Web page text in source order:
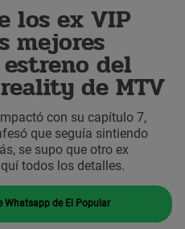
los ex VIP
mejores
del
de MTV
con su capítulo 7,
que seguía sintiendo
se supo que otro ex
todos los detalles.
Whatsapp de El Popular